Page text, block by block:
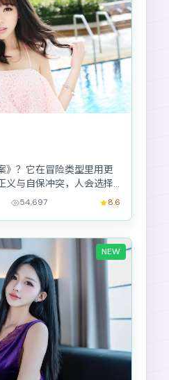
》？它在冒险类型里用更
义与自保冲突，人会选择
54,697 8.6
NEW